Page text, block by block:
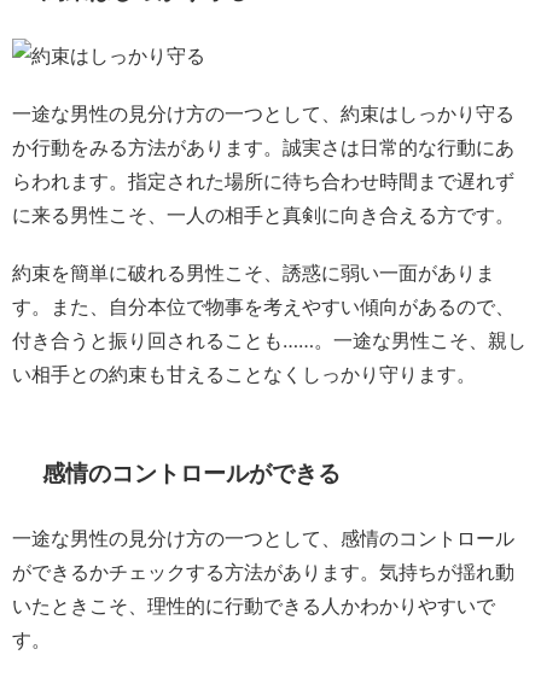
一途な男性の見分け方の一つとして、約束はしっかり守る
か行動をみる方法があります。誠実さは日常的な行動にあ
らわれます。指定された場所に待ち合わせ時間まで遅れず
に来る男性こそ、一人の相手と真剣に向き合える方です。
約束を簡単に破れる男性こそ、誘惑に弱い一面がありま
す。また、自分本位で物事を考えやすい傾向があるので、
付き合うと振り回されることも……。一途な男性こそ、親し
い相手との約束も甘えることなくしっかり守ります。
感情のコントロールができる
一途な男性の見分け方の一つとして、感情のコントロール
ができるかチェックする方法があります。気持ちが揺れ動
いたときこそ、理性的に行動できる人かわかりやすいで
す。